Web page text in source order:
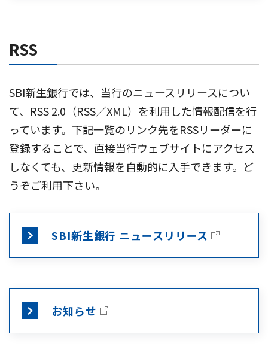
RSS
SBI新生銀行では、当行のニュースリリースについ
て、RSS 2.0（RSS／XML）を利用した情報配信を行
っています。下記一覧のリンク先をRSSリーダーに
登録することで、直接当行ウェブサイトにアクセス
しなくても、更新情報を自動的に入手できます。ど
うぞご利用下さい。
SBI新生銀行 ニュースリリース
お知らせ